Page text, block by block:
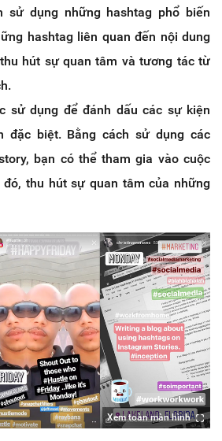
sử dụng những hashtag phổ biến
hashtag liên quan đến nội dung
hút sự quan tâm và tương tác từ
sử dụng để đánh dấu các sự kiện
đặc biệt. Bằng cách sử dụng các
bạn có thể tham gia vào cuộc
thu hút sự quan tâm của những
Xem toàn màn hình